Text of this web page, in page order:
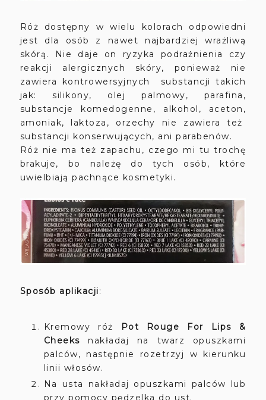
Róż dostępny w wielu kolorach odpowiedni
jest dla osób z nawet najbardziej wrażliwą
skórą. Nie daje on ryzyka podrażnienia czy
reakcji alergicznych skóry, ponieważ nie
zawiera kontrowersyjnych substancji takich
jak: silikony, olej palmowy, parafina,
substancje komedogenne, alkohol, aceton,
amoniak, laktoza, orzechy nie zawiera też
substancji konserwujących, ani parabenów.
Róż nie ma też zapachu, czego mi tu trochę
brakuje, bo należę do tych osób, które
uwielbiają pachnące kosmetyki.
Sposób aplikacji:
Kremowy róż
Pot Rouge For Lips &
Cheeks nakładaj na twarz opuszkami
palców, następnie rozetrzyj w kierunku
linii włosów.
Na usta nakładaj opuszkami palców lub
przy pomocy pędzelka do ust.